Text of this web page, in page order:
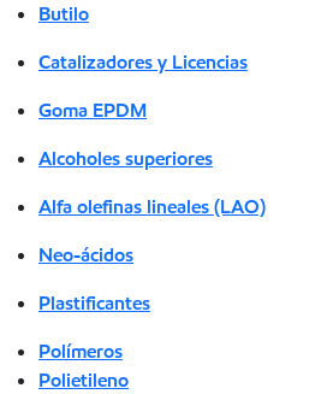
Butilo
Catalizadores y Licencias
Goma EPDM
Alcoholes superiores
Alfa olefinas lineales (LAO)
Neo-ácidos
Plastificantes
Polímeros
Polietileno